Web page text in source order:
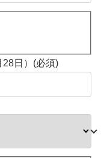
日） (必須)